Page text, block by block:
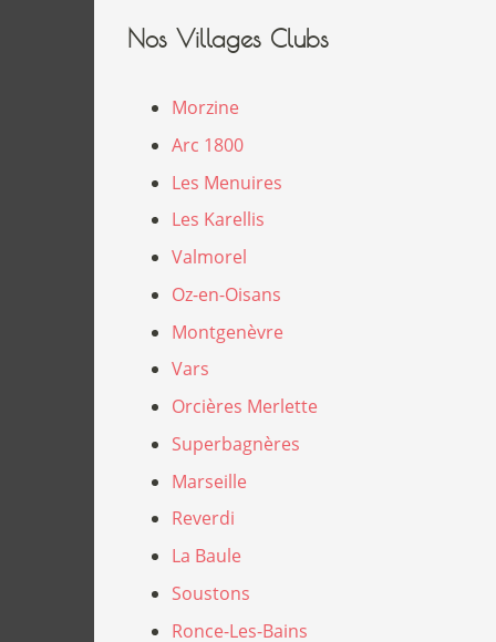
Nos Villages Clubs
Morzine
Arc 1800
Les Menuires
Les Karellis
Valmorel
Oz-en-Oisans
Montgenèvre
Vars
Orcières Merlette
Superbagnères
Marseille
Reverdi
La Baule
Soustons
Ronce-Les-Bains